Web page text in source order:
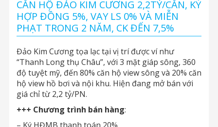
CĂN HỘ ĐẢO KIM CƯƠNG 2,2TỶ/CĂN, KÝ
HỢP ĐỒNG 5%, VAY LS 0% VÀ MIỄN
PHẠT TRONG 2 NĂM, CK ĐẾN 7,5%
Đảo Kim Cương tọa lạc tại vị trí được ví như
“Thanh Long thụ Châu”, với 3 mặt giáp sông, 360
độ tuyệt mỹ, đến 80% căn hộ view sông và 20% căn
hộ view hồ bơi và nội khu. Hiện đang mở bán với
giá chỉ từ 2,2 tỷ/PN.
+++ Chương trình bán hàng: